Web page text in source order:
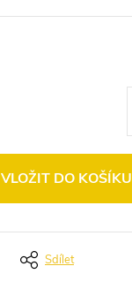
VLOŽIT DO KOŠÍKU
Sdílet